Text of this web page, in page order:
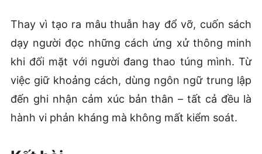
Thay vì tạo ra mâu thuẫn hay đổ vỡ, cuốn sách
dạy người đọc những cách ứng xử thông minh
khi đối mặt với người đang thao túng mình. Từ
việc giữ khoảng cách, dùng ngôn ngữ trung lập
đến ghi nhận cảm xúc bản thân – tất cả đều là
hành vi phản kháng mà không mất kiểm soát.